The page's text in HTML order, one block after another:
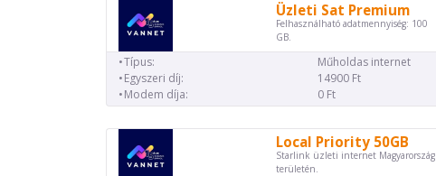
Üzleti Sat Premium
Felhasználható adatmennyiség: 100
GB.
Típus:
Műholdas internet
Egyszeri díj:
14900 Ft
Modem díja:
0 Ft
Local Priority 50GB
Starlink üzleti internet Magyarország
területén.